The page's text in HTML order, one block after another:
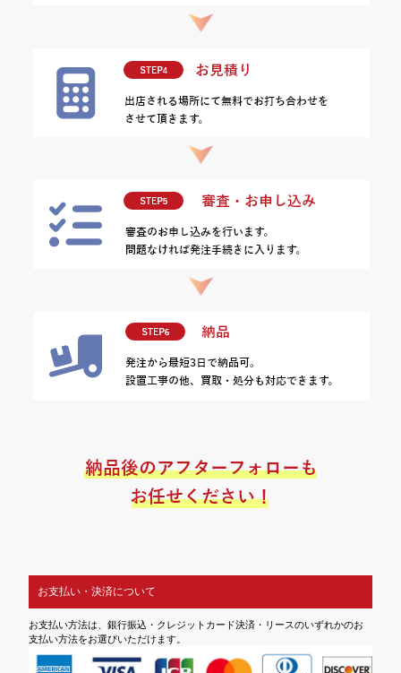
お支払い・決済について
お支払い方法は、銀行振込・クレジットカード決済・リースのいずれかのお
支払い方法をお選びいただけます。